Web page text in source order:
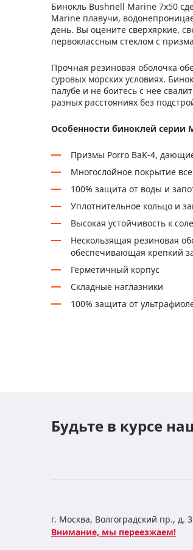
Бинокль Bushnell Marine 7x50
Marine плавучи,
день. Вы оцените сверхяркие,
первоклассным стеклом с
Прочная резиновая оболочка
суровых морских условиях.
палубе и не боитесь с нее
разных расстояниях без
Особенности биноклей серии
Призмы Porro BaK-4,
Многослойное покрытие
100% защита от воды и
Уплотнительное кольцо и
Высокая устойчивость к
Нескользящая резиновая
обеспечивающая крепкий
Герметичный корпус
Складные наглазники
100% защита от
Будьте в курсе
г. Москва, Волгоградский пр., д.
Внимание, мы переезжаем!